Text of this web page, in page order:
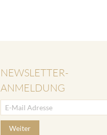
NEWSLETTER-
ANMELDUNG
Weiter